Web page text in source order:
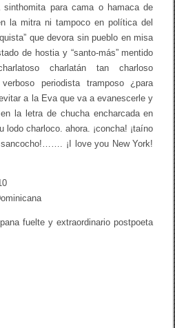
para cama o hamaca de
la mitra ni tampoco en política del
que devora sin pueblo en misa
de hostia y “santo-más” mentido
charlatán tan charloso
periodista tramposo ¿para
a la Eva que va a evanescerle y
la letra de chucha encharcada en
lodo charloco. ahora. ¡concha! ¡taíno
sancocho!……. ¡I love you New York!
fuelte y extraordinario postpoeta